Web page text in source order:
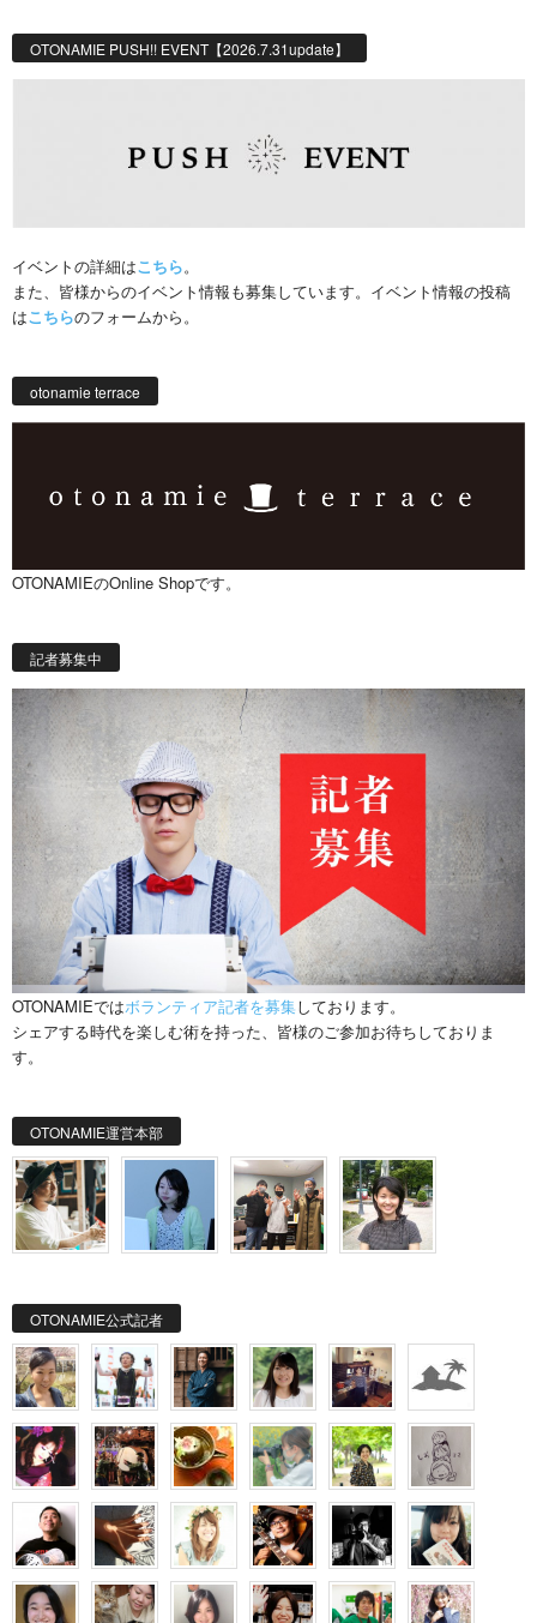
OTONAMIE PUSH!! EVENT【2026.7.31update】
イベントの詳細はこちら。
また、皆様からのイベント情報も募集しています。イベント情報の投稿
はこちらのフォームから。
otonamie terrace
OTONAMIEのOnline Shopです。
記者募集中
OTONAMIEではボランティア記者を募集しております。
シェアする時代を楽しむ術を持った、皆様のご参加お待ちしておりま
す。
OTONAMIE運営本部
OTONAMIE公式記者